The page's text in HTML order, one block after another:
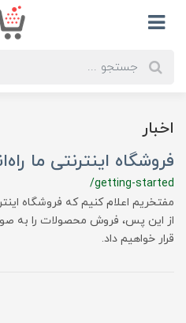
اخبار
فروشگاه اینترنتی ما
/getting-started
مفتخریم اعلام کنیم که فروشگاه
از این پس، فروش محصولات را به
قرار خواهیم داد.